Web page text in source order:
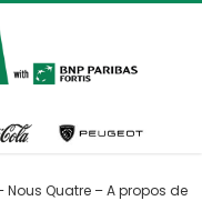
Nous Quatre – A propos de